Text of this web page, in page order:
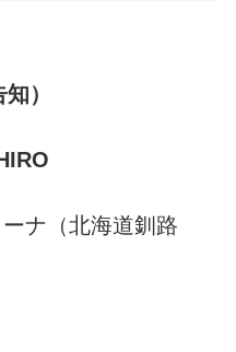
）
ナ（北海道釧路